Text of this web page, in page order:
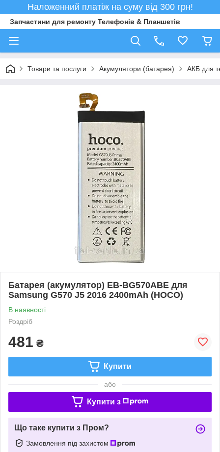
Наложенний платіж на суму від 300 грн!
Запчастини для ремонту Телефонів & Планшетів
Товари та послуги Акумулятори (батарея) АКБ для
Батарея (акумулятор) EB-BG570ABE для
Samsung G570 J5 2016 2400mAh (HOCO)
В наявності
Роздріб
481 ₴
Купити
або
Купити з
Що таке купити з Пром?
Замовлення під захистом